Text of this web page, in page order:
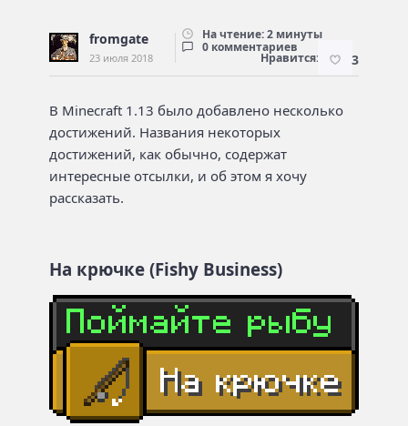
fromgate
23 июля 2018
На чтение: 2 минуты
0 комментариев
Нравится: 3
В Minecraft 1.13 было добавлено несколько
достижений. Названия некоторых
достижений, как обычно, содержат
интересные отсылки, и об этом я хочу
рассказать.
На крючке (Fishy Business)